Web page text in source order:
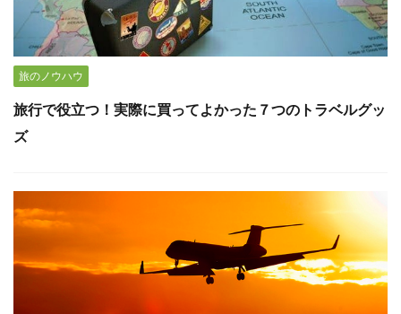
旅のノウハウ
旅行で役立つ！実際に買ってよかった７つのトラベルグッ
ズ